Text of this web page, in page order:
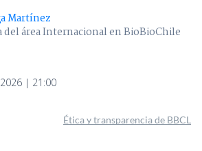
Martínez
del área Internacional en BioBioChile
| 21:00
Ética y transparencia de BBCL